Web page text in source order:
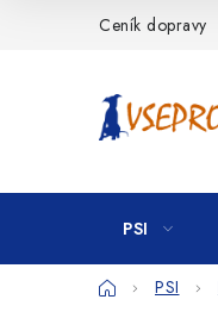
Ceník dopravy
PSI
DomůPSI